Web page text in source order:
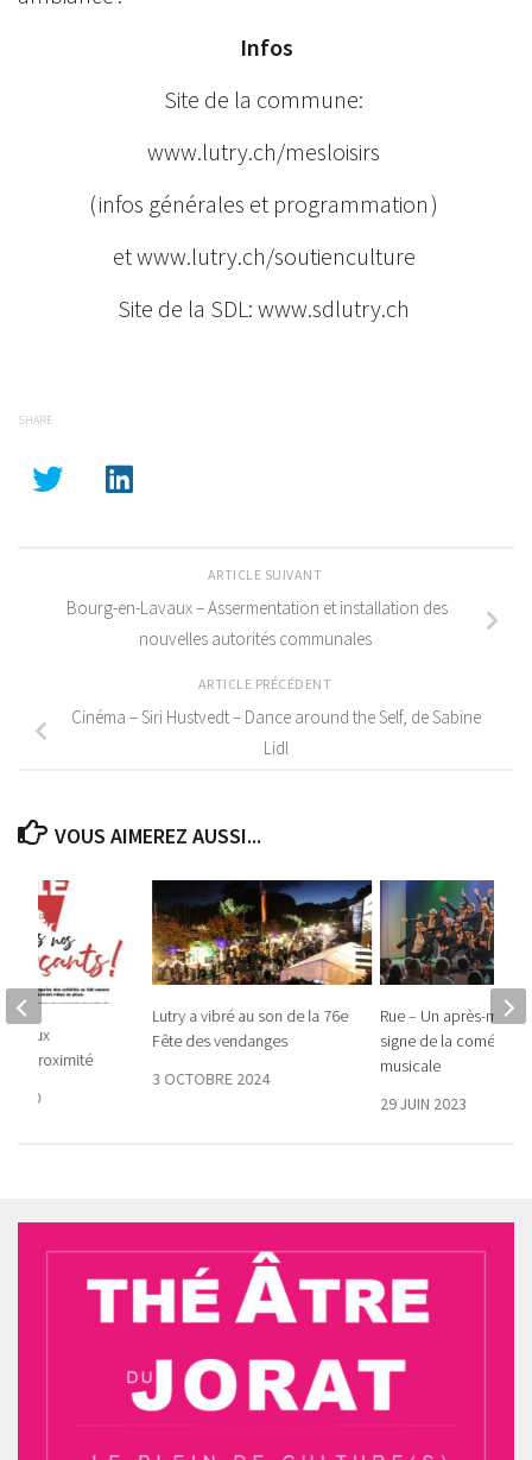
Infos
Site de la commune:
www.lutry.ch/mesloisirs
( infos générales et programmation )
et www.lutry.ch/soutienculture
Site de la SDL: www.sdlutry.ch
SHARE
ARTICLE SUIVANT
Bourg-en-Lavaux – Assermentation et installation des
nouvelles autorités communales
ARTICLE PRÉCÉDENT
Cinéma – Siri Hustvedt – Dance around the Self, de Sabine
Lidl
VOUS AIMEREZ AUSSI...
Lutry a vibré au son de la 76e
Fête des vendanges
3 OCTOBRE 2024
Rue – Un après-midi
signe de la comédie
musicale
29 JUIN 2023
aux
de proximité
2020